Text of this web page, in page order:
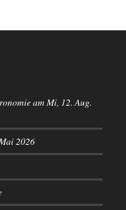
am Mi, 12. Aug.
2026